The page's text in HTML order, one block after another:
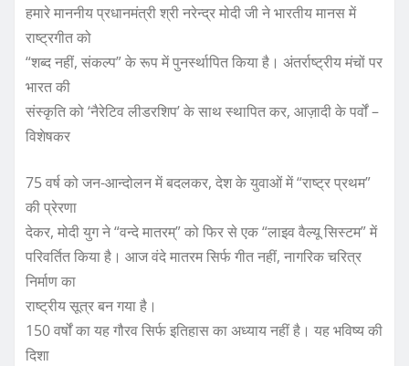
हमारे माननीय प्रधानमंत्री श्री नरेन्द्र मोदी जी ने भारतीय मानस में
राष्ट्रगीत को
“शब्द नहीं, संकल्प” के रूप में पुनर्स्थापित किया है। अंतर्राष्ट्रीय मंचों पर
भारत की
संस्कृति को ‘नैरेटिव लीडरशिप’ के साथ स्थापित कर, आज़ादी के पर्वों –
विशेषकर
75 वर्ष को जन-आन्दोलन में बदलकर, देश के युवाओं में “राष्ट्र प्रथम”
की प्रेरणा
देकर, मोदी युग ने “वन्दे मातरम्” को फिर से एक “लाइव वैल्यू सिस्टम” में
परिवर्तित किया है। आज वंदे मातरम सिर्फ गीत नहीं, नागरिक चरित्र
निर्माण का
राष्ट्रीय सूत्र बन गया है।
150 वर्षों का यह गौरव सिर्फ इतिहास का अध्याय नहीं है। यह भविष्य की
दिशा